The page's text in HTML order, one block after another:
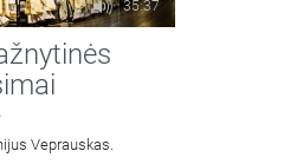
35:37
Veprauskas.